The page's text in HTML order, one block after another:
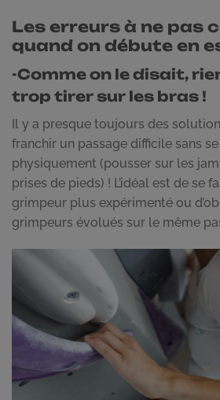
Les erreurs à ne pas
quand on débute en
-Comme on le disait,
trop tirer sur les bras !
Il y a presque toujours des
franchir un passage difficile sans
physiquement (pousser sur les
prises de pieds) ! L’idéal est de se
grimpeur plus expérimenté ou
grimpeurs évolués sur le même